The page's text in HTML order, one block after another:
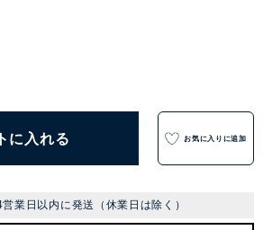
に入れる お気に入りに追加
業日以内に発送（休業日は除く）